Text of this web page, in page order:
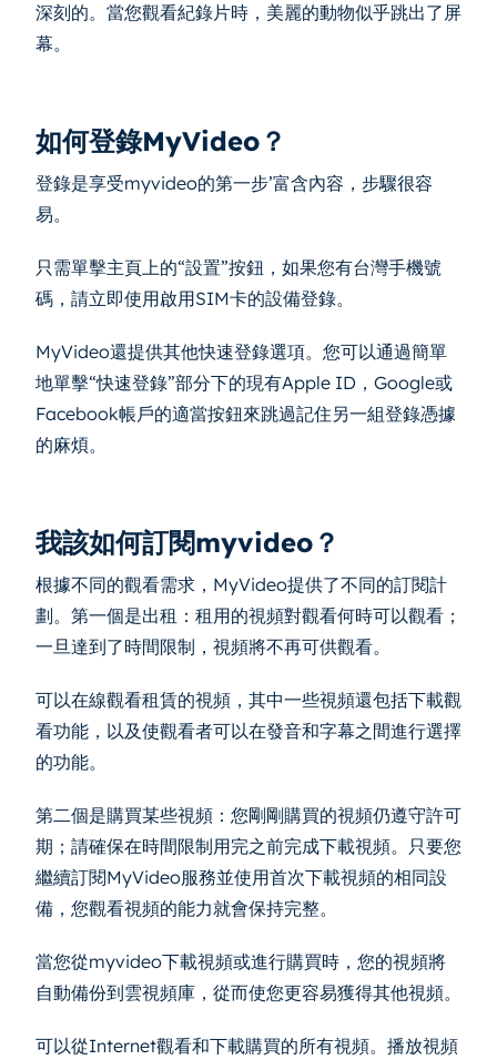
深刻的。當您觀看紀錄片時，美麗的動物似乎跳出了屏
幕。
如何登錄MyVideo？
登錄是享受myvideo的第一步’富含內容，步驟很容
易。
只需單擊主頁上的“設置”按鈕，如果您有台灣手機號
碼，請立即使用啟用SIM卡的設備登錄。
MyVideo還提供其他快速登錄選項。您可以通過簡單
地單擊“快速登錄”部分下的現有Apple ID，Google或
Facebook帳戶的適當按鈕來跳過記住另一組登錄憑據
的麻煩。
我該如何訂閱myvideo？
根據不同的觀看需求，MyVideo提供了不同的訂閱計
劃。第一個是出租：租用的視頻對觀看何時可以觀看；
一旦達到了時間限制，視頻將不再可供觀看。
可以在線觀看租賃的視頻，其中一些視頻還包括下載觀
看功能，以及使觀看者可以在發音和字幕之間進行選擇
的功能。
第二個是購買某些視頻：您剛剛購買的視頻仍遵守許可
期；請確保在時間限制用完之前完成下載視頻。只要您
繼續訂閱MyVideo服務並使用首次下載視頻的相同設
備，您觀看視頻的能力就會保持完整。
當您從myvideo下載視頻或進行購買時，您的視頻將
自動備份到雲視頻庫，從而使您更容易獲得其他視頻。
可以從Internet觀看和下載購買的所有視頻。播放視頻